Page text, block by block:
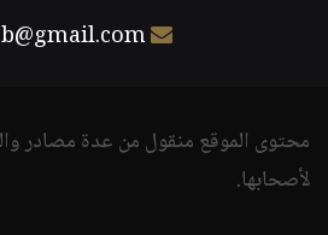
محتوى الموقع منقول من عدة مصادر
لأصحابها.